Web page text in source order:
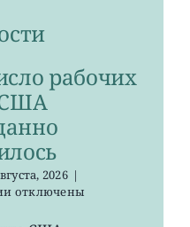
рабочих
США
2026 |
котключены